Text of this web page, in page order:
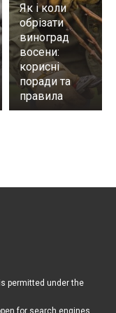
Як і коли
обрізати
виноград
восени:
корисні
поради та
правила
permitted under the
for search engines,